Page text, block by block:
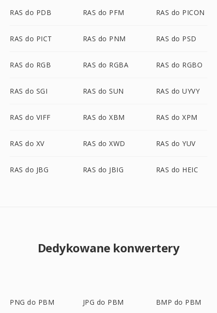
RAS do PDB RAS do PFM RAS do PICON
RAS do PICT RAS do PNM RAS do PSD
RAS do RGB RAS do RGBA RAS do RGBO
RAS do SGI RAS do SUN RAS do UYVY
RAS do VIFF RAS do XBM RAS do XPM
RAS do XV RAS do XWD RAS do YUV
RAS do JBG RAS do JBIG RAS do HEIC
Dedykowane konwertery
PNG do PBM JPG do PBM BMP do PBM